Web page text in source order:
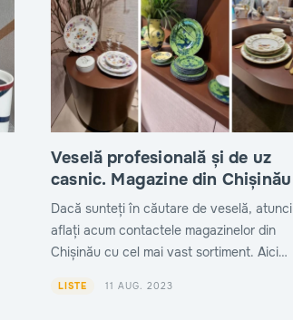
Veselă profesională și de uz
casnic. Magazine din Chișinău
Dacă sunteți în căutare de veselă, atunci
aflați acum contactele magazinelor din
Chișinău cu cel mai vast sortiment. Aici
LISTE 11 AUG. 2023